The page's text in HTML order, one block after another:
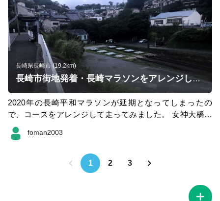
られることも ただ風が吹く日が結構あります
長崎県長崎市 (19.2km)
長崎市街地発着・長崎マラソンをアレンジした20kmコース
2020年の長崎平和マラソンが延期となってしまったの
で、コースをアレンジして走ってみました。 女神大橋ま
での登りもきついですが橋を渡ったあとの西岸もアップダ
ウンがけっこうあり楽しめます。 女神大橋を渡りきって
わせながら進んでください。 GARMINの記録が一部切れ
てしまってますので実際は20km強のコースです。
foman2003
1 2 3